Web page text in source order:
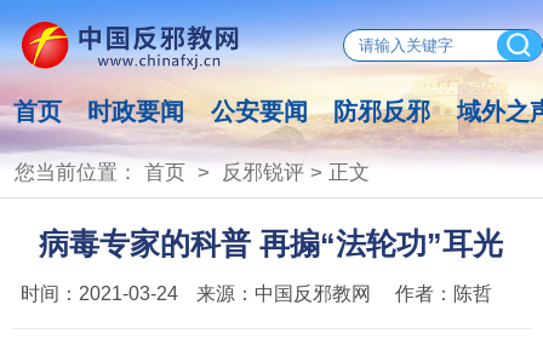
首页 时政要闻 公安要闻 防邪反邪 域外之
您当前位置： 首页> 反邪锐评> 正文
病毒专家的科普 再搧“法轮功”耳光
时间： 2021-03-24 来源： 中国反邪教网 作者： 陈哲